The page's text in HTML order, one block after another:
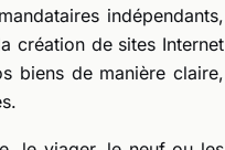
indépendants,
création de sites Internet
biens de manière claire,